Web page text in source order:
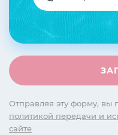
Отправляя эту форму, вы
политикой передачи и
сайте